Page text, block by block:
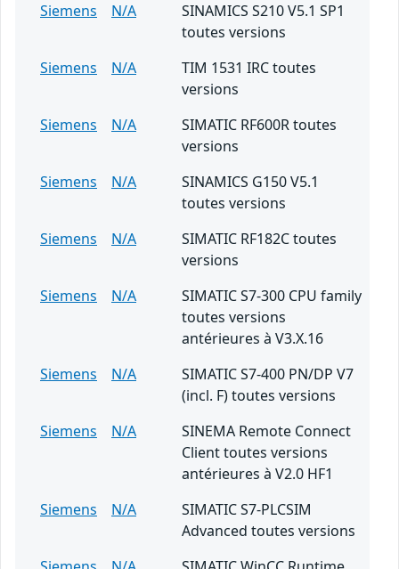
Siemens
N/A
SINAMICS S210 V5.1 SP1
toutes versions
Siemens
N/A
TIM 1531 IRC toutes
versions
Siemens
N/A
SIMATIC RF600R toutes
versions
Siemens
N/A
SINAMICS G150 V5.1
toutes versions
Siemens
N/A
SIMATIC RF182C toutes
versions
Siemens
N/A
SIMATIC S7-300 CPU family
toutes versions
antérieures à V3.X.16
Siemens
N/A
SIMATIC S7-400 PN/DP V7
(incl. F) toutes versions
Siemens
N/A
SINEMA Remote Connect
Client toutes versions
antérieures à V2.0 HF1
Siemens
N/A
SIMATIC S7-PLCSIM
Advanced toutes versions